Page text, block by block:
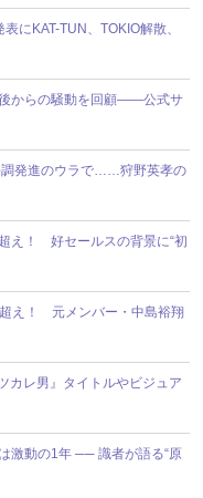
にKAT-TUN、TOKIO解散、
後からの騒動を回顧――公式サ
調発進のウラで……狩野英孝の
え！ 好セールスの背景に“初
え！ 元メンバー・中島裕翔
カレ男』タイトルやビジュア
激動の1年 ── 識者が語る“原